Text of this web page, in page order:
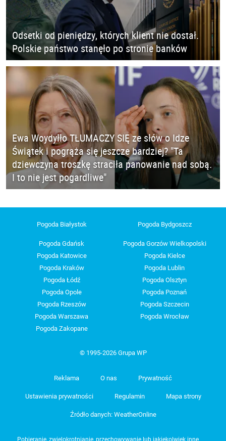
Odsetki od pieniędzy, których klient nie dostał.
Polskie państwo stanęło po stronie banków
Ewa Woydyłło TŁUMACZY SIĘ ze słów o Idze
Świątek i pogrąża się jeszcze bardziej? "Ta
dziewczyna troszkę straciła panowanie nad sobą.
I to nie jest pogardliwe"
Pogoda Białystok Pogoda Bydgoszcz
Pogoda Gdańsk
Pogoda Gorzów Wielkopolski
Pogoda Katowice
Pogoda Kielce
Pogoda Kraków
Pogoda Lublin
Pogoda Łódź
Pogoda Olsztyn
Pogoda Opole
Pogoda Poznań
Pogoda Rzeszów
Pogoda Szczecin
Pogoda Warszawa
Pogoda Wrocław
Pogoda Zakopane
© 1995-2026 Grupa WP
Reklama O nas Prywatność
Ustawienia prywatności Regulamin Mapa strony
Źródło danych: WeatherOnline
Pobieranie, zwielokrotnianie, przechowywanie lub jakiekolwiek inne